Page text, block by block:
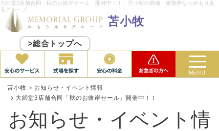
大師堂3店舗合同「秋のお彼岸セール」開催中！！｜苫小牧の葬儀・家族葬ならめもりあ
るグループ
苫小牧
>総合トップへ
MENU
苫小牧
お知らせ・イベント情報
大師堂3店舗合同「秋のお彼岸セール」開催中！！
お知らせ・イベント情